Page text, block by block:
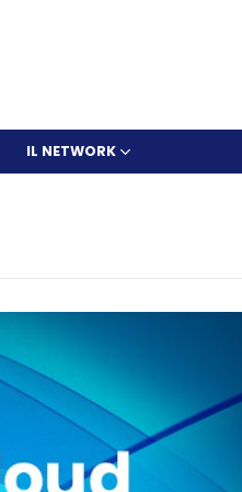
IL NETWORK